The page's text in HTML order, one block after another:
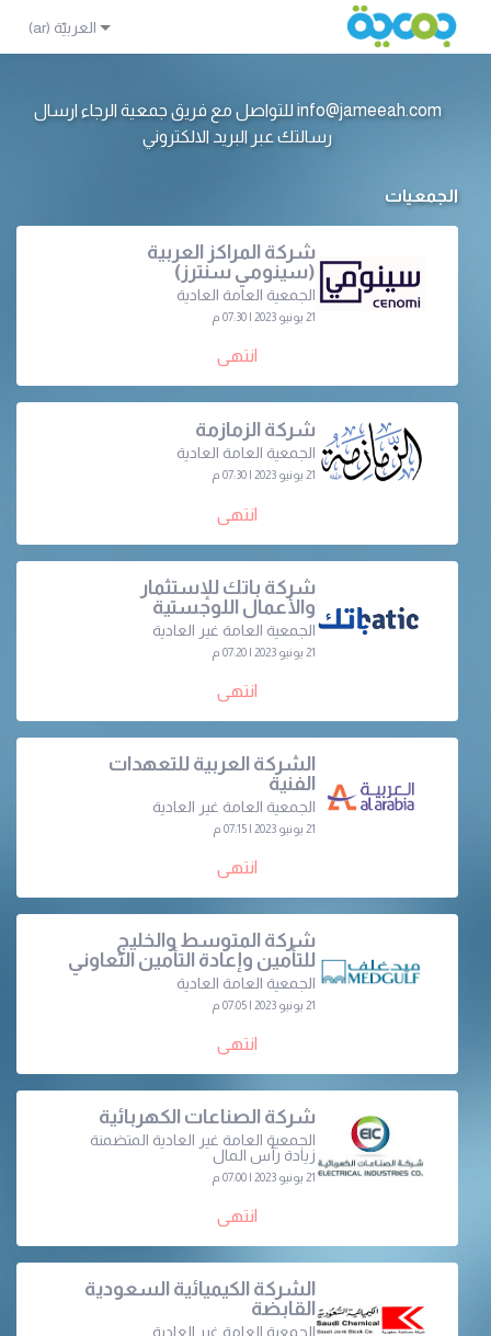
info@jameeah.com للتواصل مع فريق جمعية الرجاء ارسال
رسالتك عبر البريد الالكتروني
الجمعيات
شركة المراكز العربية
(سينومي سنترز)
الجمعية العامة العادية
21 يونيو 2023 | 07:30 م
انتهى
شركة الزمازمة
الجمعية العامة العادية
21 يونيو 2023 | 07:30 م
انتهى
شركة باتك للإستثمار
والأعمال اللوجستية
الجمعية العامة غير العادية
21 يونيو 2023 | 07:20 م
انتهى
الشركة العربية للتعهدات
الفنية
الجمعية العامة غير العادية
21 يونيو 2023 | 07:15 م
انتهى
شركة المتوسط والخليج
للتأمين وإعادة التأمين التعاوني
الجمعية العامة العادية
21 يونيو 2023 | 07:05 م
انتهى
شركة الصناعات الكهربائية
الجمعية العامة غير العادية المتضمنة
زيادة رأس المال
21 يونيو 2023 | 07:00 م
انتهى
الشركة الكيميائية السعودية
القابضة
الجمعية العامة غير العادية